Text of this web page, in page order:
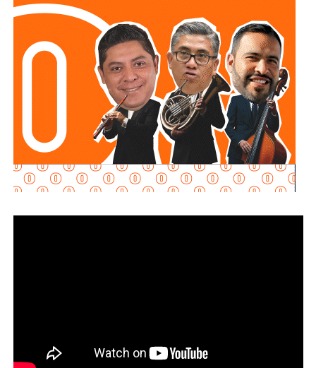
inversión permitirá reducir riesgos para el personal
operativo, atender con mayor rapidez situaciones de
emergencia y garantizar más seguridad y tranquilidad a las
familias potosinas.
Defensa Nacional mediante la aplicación del Plan DN-III-E,